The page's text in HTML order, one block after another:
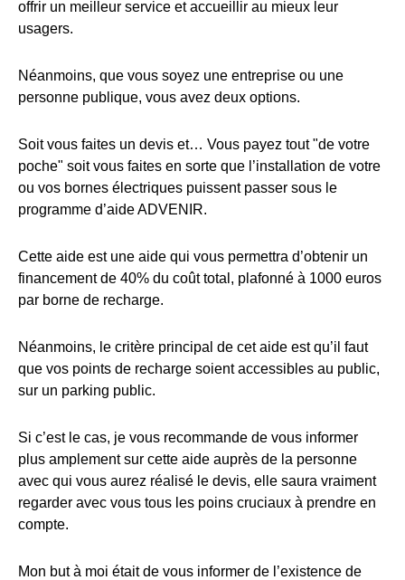
offrir un meilleur service et accueillir au mieux leur
usagers.
Néanmoins, que vous soyez une entreprise ou une
personne publique, vous avez deux options.
Soit vous faites un devis et… Vous payez tout "de votre
poche" soit vous faites en sorte que l’installation de votre
ou vos bornes électriques puissent passer sous le
programme d’aide ADVENIR.
Cette aide est une aide qui vous permettra d’obtenir un
financement de 40% du coût total, plafonné à 1000 euros
par borne de recharge.
Néanmoins, le critère principal de cet aide est qu’il faut
que vos points de recharge soient accessibles au public,
sur un parking public.
Si c’est le cas, je vous recommande de vous informer
plus amplement sur cette aide auprès de la personne
avec qui vous aurez réalisé le devis, elle saura vraiment
regarder avec vous tous les poins cruciaux à prendre en
compte.
Mon but à moi était de vous informer de l’existence de